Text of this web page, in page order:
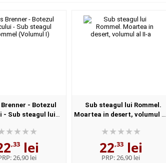
- Botezul
- Sub steagul lui
,33lei
26,90 lei
Sub steagul lui Rommel.
Moartea in desert, volumul al
22,33lei
PRP:26,90 lei